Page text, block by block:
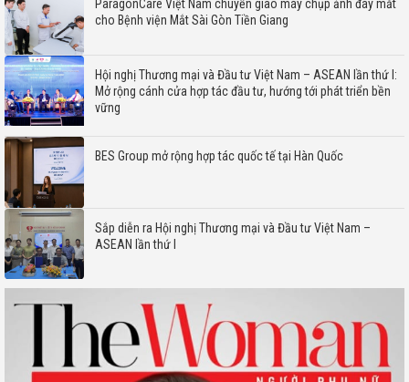
ParagonCare Việt Nam chuyển giao máy chụp ảnh đáy mắt
cho Bệnh viện Mắt Sài Gòn Tiền Giang
Hội nghị Thương mại và Đầu tư Việt Nam – ASEAN lần thứ I:
Mở rộng cánh cửa hợp tác đầu tư, hướng tới phát triển bền
vững
BES Group mở rộng hợp tác quốc tế tại Hàn Quốc
Sắp diễn ra Hội nghị Thương mại và Đầu tư Việt Nam –
ASEAN lần thứ I